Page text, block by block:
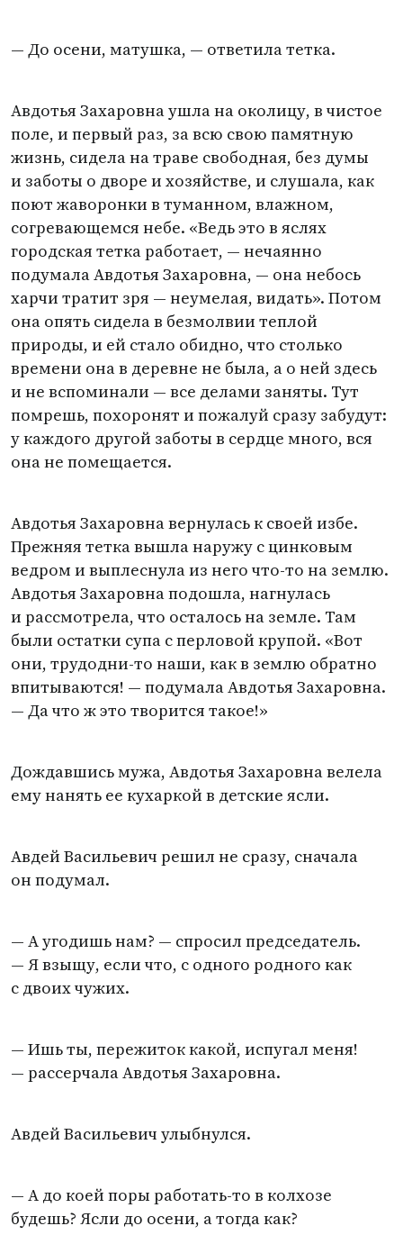
— До осени, матушка, — ответила тетка.
Авдотья Захаровна ушла на околицу, в чистое
поле, и первый раз, за всю свою памятную
жизнь, сидела на траве свободная, без думы
и заботы о дворе и хозяйстве, и слушала, как
поют жаворонки в туманном, влажном,
согревающемся небе. «Ведь это в яслях
городская тетка работает, — нечаянно
подумала Авдотья Захаровна, — она небось
харчи тратит зря — неумелая, видать». Потом
она опять сидела в безмолвии теплой
природы, и ей стало обидно, что столько
времени она в деревне не была, а о ней здесь
и не вспоминали — все делами заняты. Тут
помрешь, похоронят и пожалуй сразу забудут:
у каждого другой заботы в сердце много, вся
она не помещается.
Авдотья Захаровна вернулась к своей избе.
Прежняя тетка вышла наружу с цинковым
ведром и выплеснула из него что-то на землю.
Авдотья Захаровна подошла, нагнулась
и рассмотрела, что осталось на земле. Там
были остатки супа с перловой крупой. «Вот
они, трудодни-то наши, как в землю обратно
впитываются! — подумала Авдотья Захаровна.
— Да что ж это творится такое!»
Дождавшись мужа, Авдотья Захаровна велела
ему нанять ее кухаркой в детские ясли.
Авдей Васильевич решил не сразу, сначала
он подумал.
— А угодишь нам? — спросил председатель.
— Я взыщу, если что, с одного родного как
с двоих чужих.
— Ишь ты, пережиток какой, испугал меня!
— рассерчала Авдотья Захаровна.
Авдей Васильевич улыбнулся.
— А до коей поры работать-то в колхозе
будешь? Ясли до осени, а тогда как?